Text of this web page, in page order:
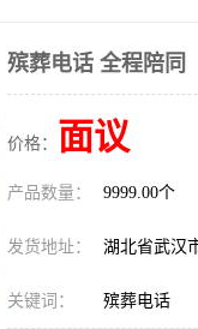
殡葬电话 全程陪同
价格： 面议
产品数量： 9999.00个
发货地址： 湖北省武汉
关键词： 殡葬电话